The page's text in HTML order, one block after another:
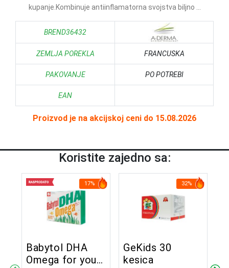
kupanje.Kombinuje antiinflamatorna svojstva biljno ...
BREND36432
ZEMLJA POREKLA FRANCUSKA
PAKOVANJE PO POTREBI
EAN
Proizvod je na akcijskoj ceni do 15.08.2026
Koristite zajedno sa:
17%
Babytol DHA
Omega for you
32%
GeKids 30
kesica